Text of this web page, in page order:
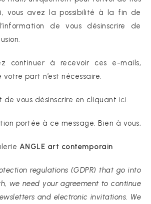
vous avez la possibilité à la fin de
de vous désinscrire de
continuer à recevoir ces e-mails,
part n’est nécessaire.
de vous désinscrire en cliquant ici.
portée à ce message. Bien à vous,
ANGLE art contemporain
regulations (GDPR) that go into
we need your agreement to continue
and electronic invitations. We